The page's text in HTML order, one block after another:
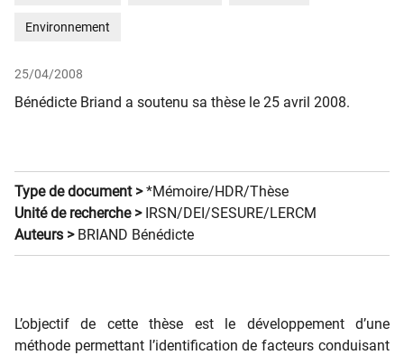
Environnement
25/04/2008
Bénédicte Briand a soutenu sa thèse le 25 avril 2008.
Type de document > *Mémoire/HDR/Thèse
Unité de recherche > IRSN/DEI/SESURE/LERCM
Auteurs > BRIAND Bénédicte
L’objectif de cette thèse est le développement d’une
méthode permettant l’identification de facteurs conduisant